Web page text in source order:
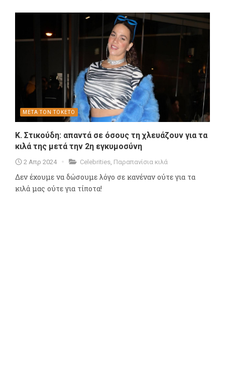
ΜΕΤΑ ΤΟΝ ΤΟΚΕΤΟ
Κ. Στικούδη: απαντά σε όσους τη χλευάζουν για τα
κιλά της μετά την 2η εγκυμοσύνη
2 Απρ 2024 Celebrities Παραπανίσια κιλά
Δεν έχουμε να δώσουμε λόγο σε κανέναν ούτε για τα
κιλά μας ούτε για τίποτα!